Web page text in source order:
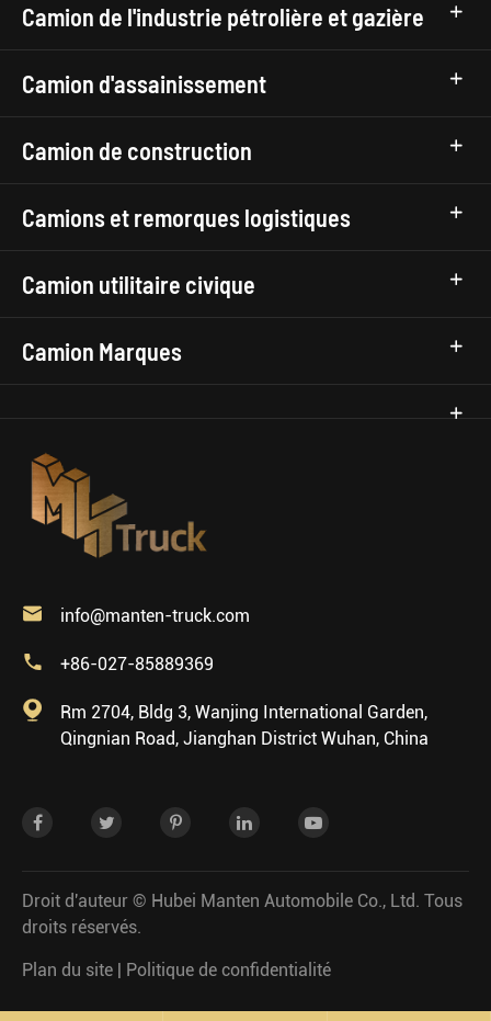
Camion de l'industrie pétrolière et gazière
Camion d'assainissement
Camion de construction
Camions et remorques logistiques
Camion utilitaire civique
Camion Marques
 info@manten-truck.com
 +86-027-85889369

Rm 2704, Bldg 3, Wanjing International Garden,
Qingnian Road, Jianghan District Wuhan, China
Droit d'auteur © Hubei Manten Automobile Co., Ltd. Tous
droits réservés.
Plan du site | Politique de confidentialité